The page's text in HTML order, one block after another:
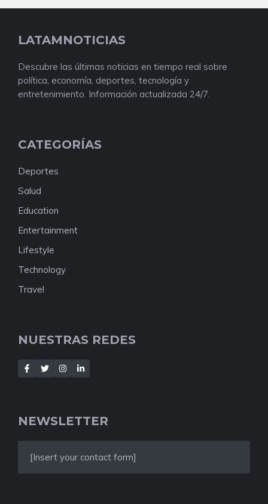
LATAMNOTICIAS
Descubre las últimas noticias en tiempo real sobre
política, economía, deportes, tecnología y
entretenimiento. Información actualizada 24/7.
CATEGORÍAS
Deportes
Salud
Education
Entertainment
Lifestyle
Technology
Travel
NUESTRAS REDES
NEWSLETTER
[Insert your contact form]